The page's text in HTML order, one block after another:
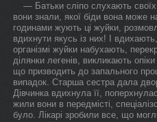
— Батьки сліпо слухають
вони знали, якої біди вона може
годинами жують ці жуйки,
вдихнути якусь із них! І
організмі жуйки набухають,
ділянки легенів, викликають
що призводить до запального
випадок. Старша сестра дала
Дівчинка вдихнула її,
жили вони в передмісті,
було. Лікарі зробили все, що